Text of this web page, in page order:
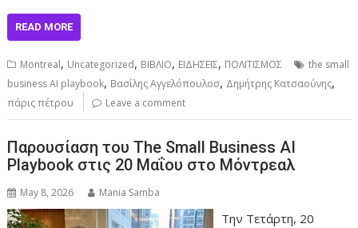
READ MORE
Montreal, Uncategorized, ΒΙΒΛΙΟ, ΕΙΔΗΣΕΙΣ, ΠΟΛΙΤΙΣΜΟΣ
the small
business AI playbook, Βασίλης Αγγελόπουλοσ, Δημήτρης Κατσαούνης,
πάρις πέτρου Leave a comment
Παρουσίαση του The Small Business AI
Playbook στις 20 Μαΐου στο Μόντρεαλ
May 8, 2026 Mania Samba
Την Τετάρτη, 20